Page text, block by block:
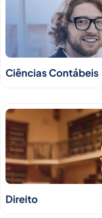
Ciências Contábeis
Direito